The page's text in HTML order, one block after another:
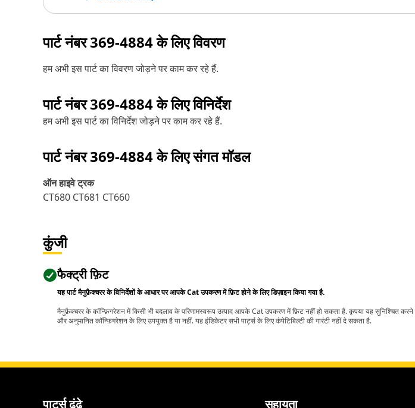
पार्ट नंबर369-4884के लिए विवरण
हम अभी इस पार्ट का विवरण जोड़ने पर काम कर रहे हैं.
पार्ट नंबर369-4884के लिए विनिर्देश
हम अभी इस पार्ट का विनिर्देश जोड़ने पर काम कर रहे हैं.
पार्ट नंबर369-4884के लिए संगत मॉडल
ऑन हाइवे ट्रक
CT680 CT681 CT660
कुंजी
फैक्ट्री फ़िट
यह पार्ट मैनुफ़ैक्चरर के विनिर्देशों के आधार पर आपके Cat उपकरण में फ़िट होने के लिए डिज़ाइन किया गया है.
मैनुफ़ैक्चरर के कॉन्फ़िगरेशन में किसी भी बदलाव के परिणामस्वरूप उत्पाद आपके Cat उपकरण में फ़िट नहीं हो सकता है. कृपया यह सुनिश्चित
और अनुमानित कॉन्फ़िगरेशन के लिए उपयुक्त है या नहीं. यह इंडिकेटर सभी पार्ट्स के लिए कंपेटिबिल्टी की गारंटी नहीं दे सकता है.
पार्ट्स ढूंढे सहायता